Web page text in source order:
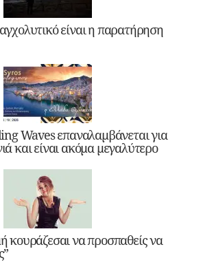
είναι η παρατήρηση
Waves επαναλαμβάνεται για
και είναι ακόμα μεγαλύτερο
κουράζεσαι να προσπαθείς να